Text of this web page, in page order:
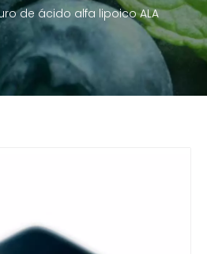
de ácido alfa lipoico ALA